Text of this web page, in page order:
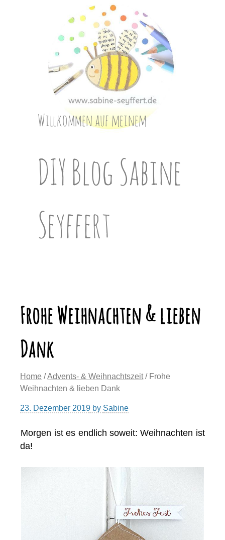
Willkommen auf meinem
DIY Blog Sabine
Seyffert
Frohe Weihnachten & lieben
Dank
Home /Advents- & Weihnachtszeit/ Frohe
Weihnachten & lieben Dank
23. Dezember 2019 by Sabine
Morgen ist es endlich soweit: Weihnachten ist
da!